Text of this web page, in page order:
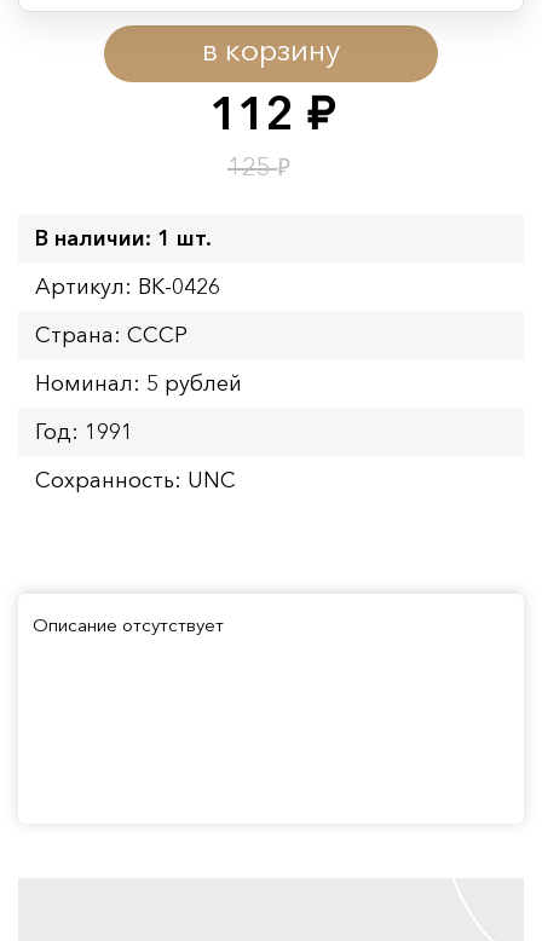
112 руб.
125₽
в корзину
Период действия акции:
Начало:
08.08.2026 00:01
Окончание:
09.08.2026 23:59
Время до окончания:
В наличии: 1 шт.
Артикул: BK-0426
Страна: СССР
Номинал: 5 рублей
Год: 1991
Сохранность: UNC
Описание отсутствует